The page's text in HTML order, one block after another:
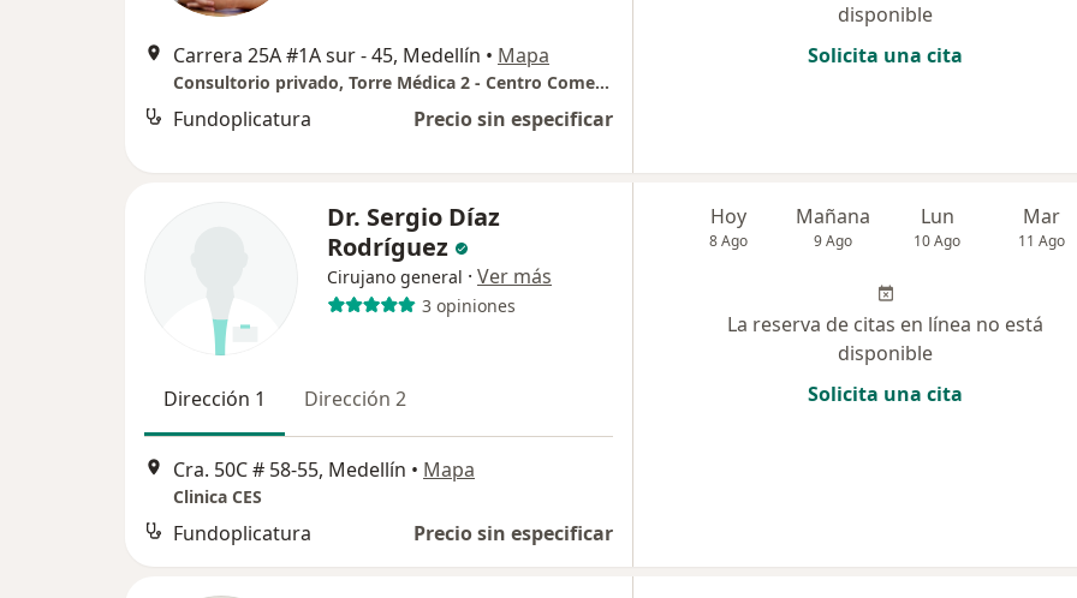
Carrera 25A #1A sur - 45, Medellín • Mapa
Consultorio privado, Torre Médica 2 - Centro Comercial El Tesoro - Consultorio 1865
Fundoplicatura Precio sin especificar
disponible
Solicita una cita
Dr. Sergio Díaz
Rodríguez
Cirujano general · Ver más
3 opiniones
Dirección 1 Dirección 2
Cra. 50C # 58-55, Medellín • Mapa
Clinica CES
Fundoplicatura Precio sin especificar
Hoy
8 Ago
Mañana
9 Ago
Lun
10 Ago
Mar
11 Ago
La reserva de citas en línea no está
disponible
Solicita una cita